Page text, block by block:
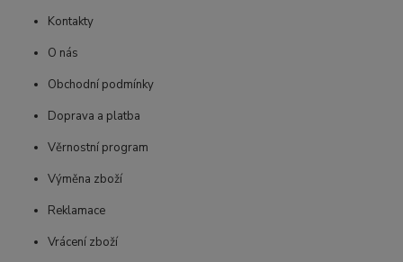
Kontakty
O nás
Obchodní podmínky
Doprava a platba
Věrnostní program
Výměna zboží
Reklamace
Vrácení zboží